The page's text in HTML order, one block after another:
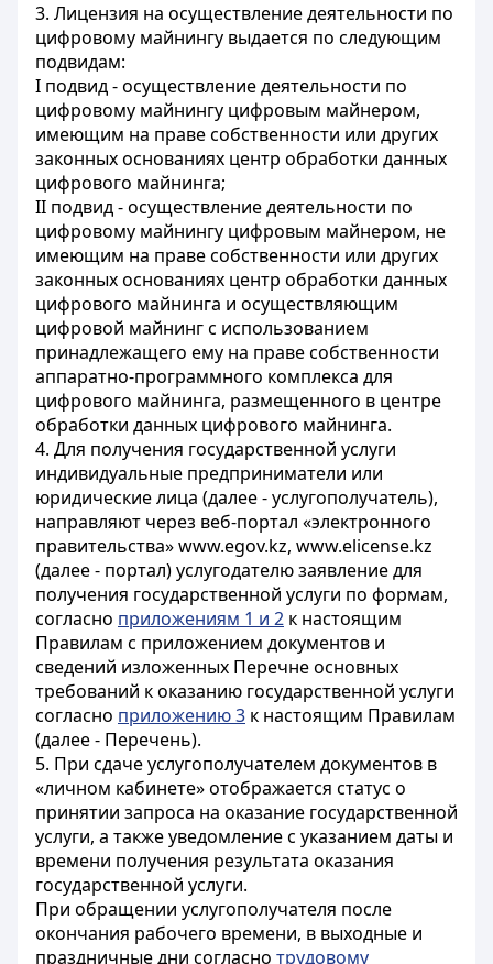
3. Лицензия на осуществление деятельности по
цифровому майнингу выдается по следующим
подвидам:
I подвид - осуществление деятельности по
цифровому майнингу цифровым майнером,
имеющим на праве собственности или других
законных основаниях центр обработки данных
цифрового майнинга;
II подвид - осуществление деятельности по
цифровому майнингу цифровым майнером, не
имеющим на праве собственности или других
законных основаниях центр обработки данных
цифрового майнинга и осуществляющим
цифровой майнинг с использованием
принадлежащего ему на праве собственности
аппаратно-программного комплекса для
цифрового майнинга, размещенного в центре
обработки данных цифрового майнинга.
4. Для получения государственной услуги
индивидуальные предприниматели или
юридические лица (далее - услугополучатель),
направляют через веб-портал «электронного
правительства» www.egov.kz, www.elicense.kz
(далее - портал) услугодателю заявление для
получения государственной услуги по формам,
согласно приложениям 1 и 2 к настоящим
Правилам с приложением документов и
сведений изложенных Перечне основных
требований к оказанию государственной услуги
согласно приложению 3 к настоящим Правилам
(далее - Перечень).
5. При сдаче услугополучателем документов в
«личном кабинете» отображается статус о
принятии запроса на оказание государственной
услуги, а также уведомление с указанием даты и
времени получения результата оказания
государственной услуги.
При обращении услугополучателя после
окончания рабочего времени, в выходные и
праздничные дни согласно трудовому